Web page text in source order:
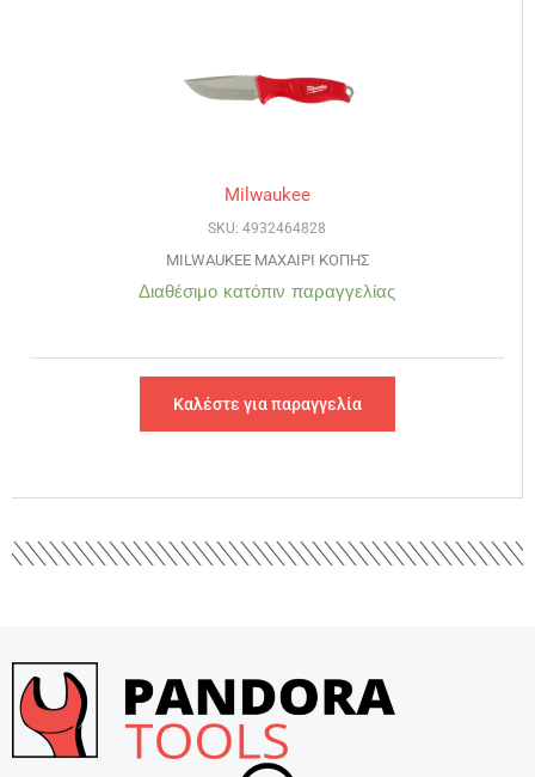
Milwaukee
SKU: 4932464828
MILWAUKEE ΜΑΧΑΙΡΙ ΚΟΠΗΣ
Διαθέσιμο κατόπιν παραγγελίας
Καλέστε για παραγγελία